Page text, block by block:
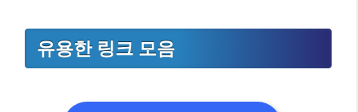
유용한 링크 모음